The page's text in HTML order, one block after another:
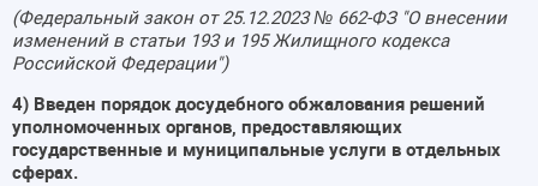
(Федеральный закон от 25.12.2023 № 662-ФЗ "О внесении
изменений в статьи 193 и 195 Жилищного кодекса
Российской Федерации")
4) Введен порядок досудебного обжалования решений
уполномоченных органов, предоставляющих
государственные и муниципальные услуги в отдельных
сферах.